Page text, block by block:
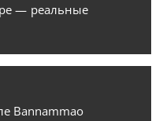
— реальные
Bannammao